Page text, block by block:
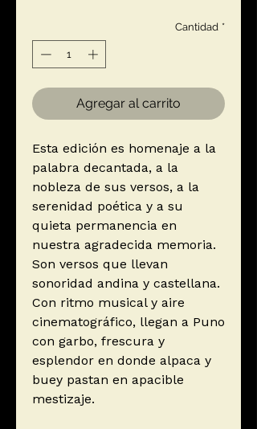
Cantidad *
Agregar al carrito
Esta edición es homenaje a la
palabra decantada, a la
nobleza de sus versos, a la
serenidad poética y a su
quieta permanencia en
nuestra agradecida memoria.
Son versos que llevan
sonoridad andina y castellana.
Con ritmo musical y aire
cinematográfico, llegan a Puno
con garbo, frescura y
esplendor en donde alpaca y
buey pastan en apacible
mestizaje.